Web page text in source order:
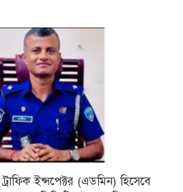
ইন্সপেক্টর (এডমিন) হিসেবে